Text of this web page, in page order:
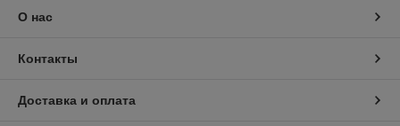
О нас
Контакты
Доставка и оплата